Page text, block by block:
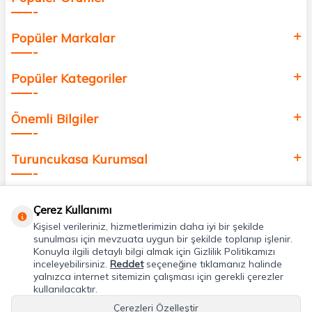
Popüler Markalar
Popüler Kategoriler
Önemli Bilgiler
Turuncukasa Kurumsal
Uygulamalarımız
Adres & İletişim
Çerez Kullanımı
Kişisel verileriniz, hizmetlerimizin daha iyi bir şekilde
sunulması için mevzuata uygun bir şekilde toplanıp işlenir.
Konuyla ilgili detaylı bilgi almak için Gizlilik Politikamızı
inceleyebilirsiniz. Reddetseçeneğine tıklamanız halinde
yalnızca internet sitemizin çalışması için gerekli çerezler
kullanılacaktır.
Çerezleri Özelleştir